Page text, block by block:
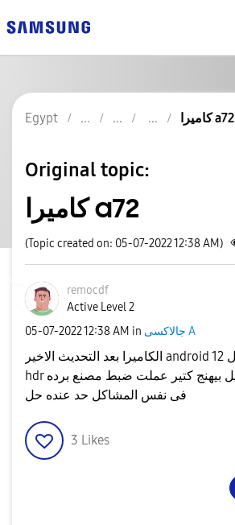
Egypt كاميرا a72
Original topic:
كاميرا a72
(Topic created on: 05-07-2022 12:38 AM)
remocdf
Active Level 2
‎05-07-202212:38 AM in جالاكسى A
الكاميرا بعد التحديث الاخير android 12 لل a72 الكاميرا ال
hdr مش شغاله و الموبيل بيهنج كتير عملت ضبط مصنع برده
فى نفس المشاكل حد عنده حل
3 Likes